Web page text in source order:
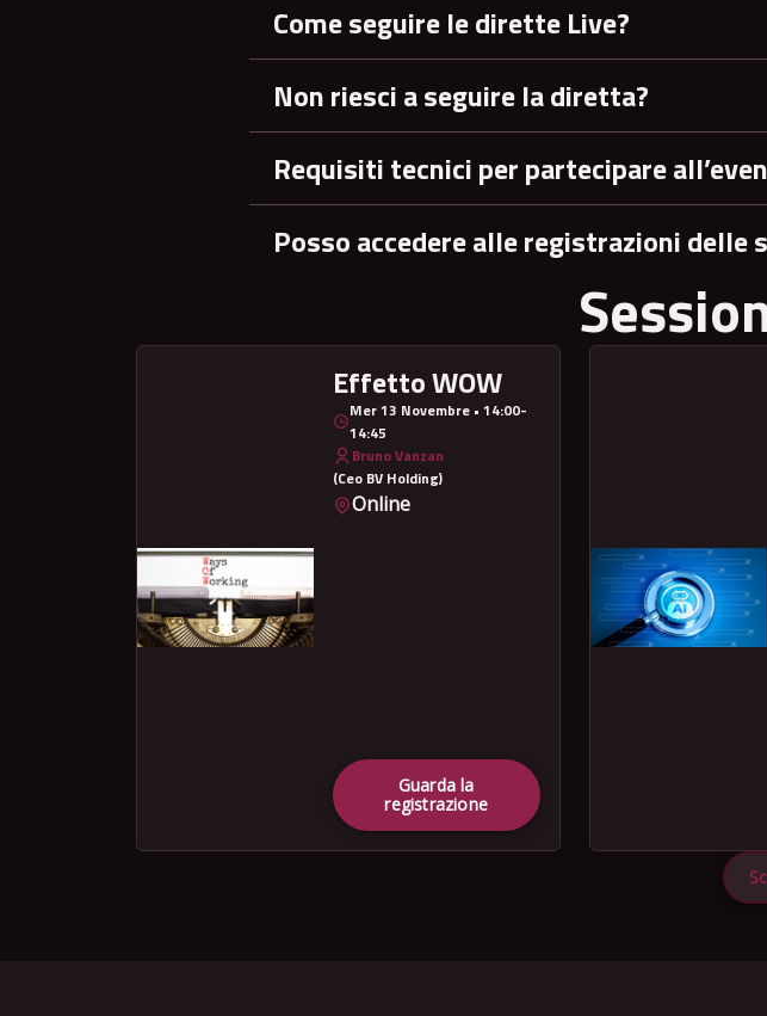
Come seguire le dirette Live?
Non riesci a seguire la diretta?
Requisiti tecnici per partecipare
Posso accedere alle registrazioni delle
Effetto WOW
Mer 13 Novembre • 14:00-
14:45
Bruno Vanzan
(Ceo BV Holding)
Online
Guarda la
registrazione